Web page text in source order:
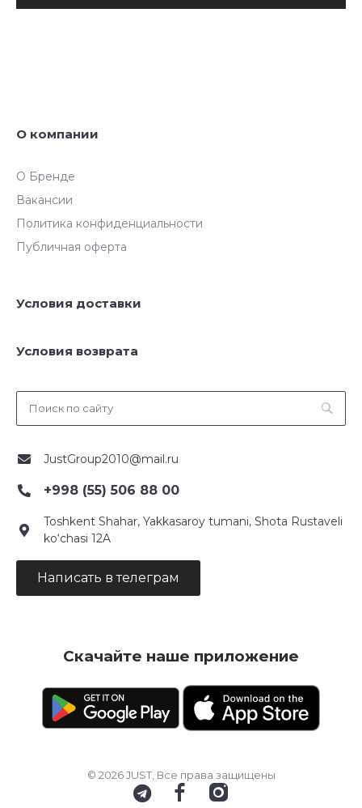
О компании
О Бренде
Вакансии
Политика конфиденциальности
Публичная оферта
Условия доставки
Условия возврата
JustGroup2010@mail.ru
+998 (55) 506 88 00
Toshkent Shahar, Yakkasaroy tumani, Shota Rustaveli
ko‘chasi 12A
Написать в телеграм
Скачайте наше приложение
© 2026 JUST, Все права защищены